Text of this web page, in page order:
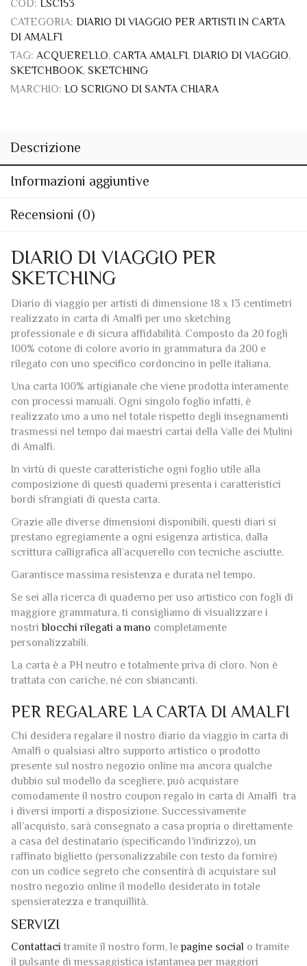
DI AMALFI
TAG:ACQUERELLO, CARTA AMALFI,DIARIO DI VIAGGIO
SKETCHBOOK
MARCHIO:LO SCRIGNO DI SANTA CHIARA
Informazioni aggiuntive
Recensioni (0)
DIARIO DI VIAGGIO PER
SKETCHING
Diario di viaggio per artisti di dimensione 18 x 13 centimetri
realizzato in carta di Amalfi per uno sketching
professionale e di sicura affidabilità. Composto da 20 fogli
100% cotone di colore avorio in grammatura da 200 e
rilegato con uno specifico cordoncino in pelle italiana.
Una carta 100% artigianale che viene prodotta interamente
con processi manuali. Ogni singolo foglio infatti, è
realizzato uno a uno nel totale rispetto degli insegnamenti
trasmessi nel tempo dai maestri cartai della Valle dei Mulini
di Amalfi.
In virtù di queste caratteristiche ogni foglio utile alla
composizione di questi quaderni presenta i caratteristici
bordi sfrangiati di questa carta.
Grazie alle diverse dimensioni disponibili, questi diari si
prestano egregiamente a ogni esigenza artistica, dalla
scrittura calligrafica all’acquerello con tecniche asciutte.
Garantisce massima resistenza e durata nel tempo.
maggiore grammatura, ti consigliamo di visualizzare i
nostri blocchi rilegati a manocompletamente
personalizzabili.
La carta è a PH neutro e totalmente priva di cloro. Non è
trattata con cariche, né con sbiancanti.
PER REGALARE LA CARTA DI AMALFI
Chi desidera regalare il nostro diario da viaggio in carta di
Amalfi o qualsiasi altro supporto artistico o prodotto
presente sul nostro negozio online ma ancora qualche
dubbio sul modello da scegliere, può acquistare
comodamente il nostro coupon regalo in carta di Amalfi tra
i diversi importi a disposizione. Successivamente
all’acquisto, sarà consegnato a casa propria o direttamente
a casa del destinatario (specificando l’indirizzo), un
raffinato biglietto (personalizzabile con testo da fornire)
con un codice segreto che consentirà di acquistare sul
nostro negozio online il modello desiderato in totale
spensieratezza e tranquillità.
SERVIZI
Contattaci
il pulsante di messaggistica istantanea per maggiori
informazioni o assistenza sui nostri prodotti.